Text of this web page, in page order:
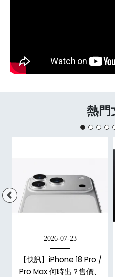
熱門
2026-07-23
【快訊】iPhone 18 Pro /
Pro Max 何時出？售價、